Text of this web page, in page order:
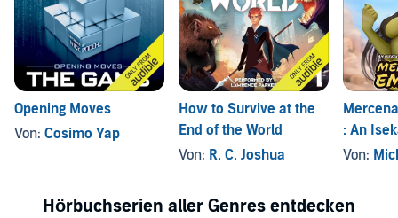
Opening Moves
Von: Cosimo Yap
How to Survive at the
End of the World
Von: R. C. Joshua
: An
Fantasy
Von:
Hörbuchserien aller Genres entdecken